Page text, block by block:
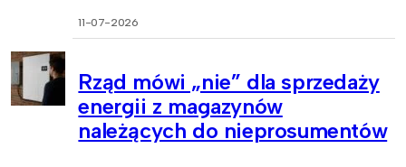
11-07-2026
Rząd mówi „nie” dla sprzedaży
energii z magazynów
należących do nieprosumentów